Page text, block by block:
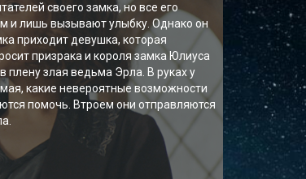
своего замка, но все его
и лишь вызывают улыбку. Однако он
приходит девушка, которая
призрака и короля замка Юлиуса
плену злая ведьма Эрла. В руках у
какие невероятные возможности
помочь. Втроем они отправляются